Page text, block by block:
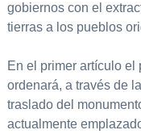
gobiernos con el
tierras a los pueblos
En el primer artículo
ordenará, a través de
traslado del
actualmente